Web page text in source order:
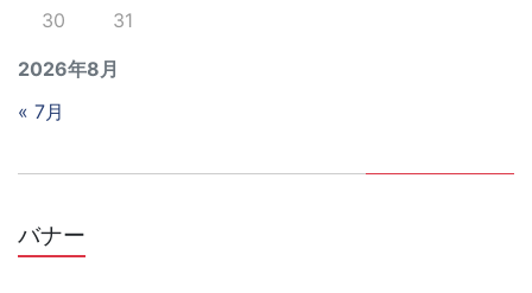
2026年8月
30
31
« 7月
バナー